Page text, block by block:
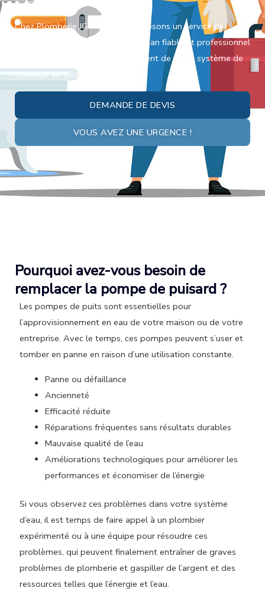
Chez Plomberie JG inc., nous proposons un service de
remplacement de pompe à Carignan fiable et professionnel
pour garantir le bon fonctionnement de votre système de
drainage en tout temps.
DEMANDE DE DEVIS
VOUS AVEZ UNE URGENCE !
Pourquoi avez-vous besoin de
remplacer la pompe de puisard ?
Les pompes de puits sont essentielles pour
l’approvisionnement en eau de votre maison ou de votre
entreprise. Avec le temps, ces pompes peuvent s’user et
tomber en panne en raison d’une utilisation constante.
Panne ou défaillance
Ancienneté
Efficacité réduite
Réparations fréquentes sans résultats durables
Mauvaise qualité de l’eau
Améliorations technologiques pour améliorer les
performances et économiser de l’énergie
Si vous observez ces problèmes dans votre système
d’eau, il est temps de faire appel à un plombier
expérimenté ou à une équipe pour résoudre ces
problèmes, qui peuvent finalement entraîner de graves
problèmes de plomberie et gaspiller de l’argent et des
ressources telles que l’énergie et l’eau.